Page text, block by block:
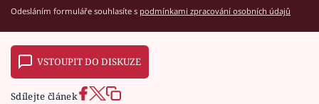
Odesláním formuláře souhlasíte s podmínkami zpracování osobních údajů
VSTOUPIT DO DISKUZE
Sdílejte článek